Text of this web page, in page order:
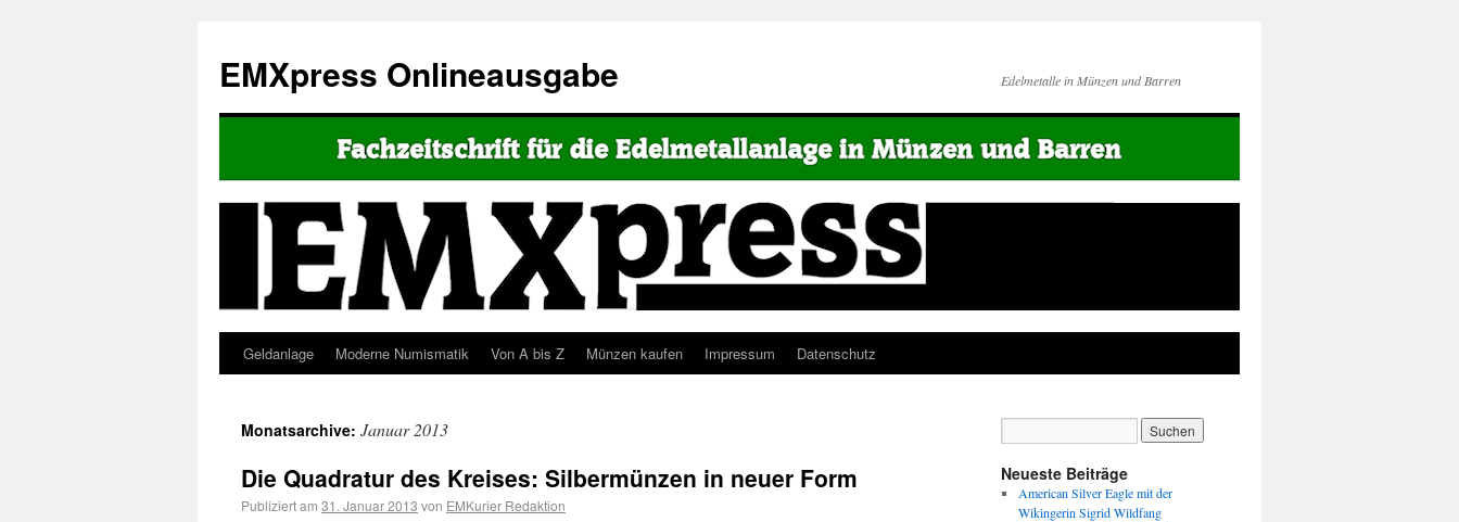
EMXpress Onlineausgabe Edelmetalle in Münzen und Barren
Geldanlage Moderne Numismatik Von A bis Z Münzen kaufen Impressum Datenschutz
Monatsarchive: Januar 2013
Die Quadratur des Kreises: Silbermünzen in neuer Form
Publiziert am 31. Januar 2013 von EMKurier Redaktion
Neueste Beiträge
American Silver Eagle mit der
Wikingerin Sigrid Wildfang